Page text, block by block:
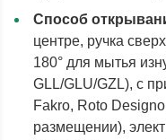
Способ
центре, ручка
180° для мытья
GLL/GLU/GZL), с
Fakro, Roto
размещении),